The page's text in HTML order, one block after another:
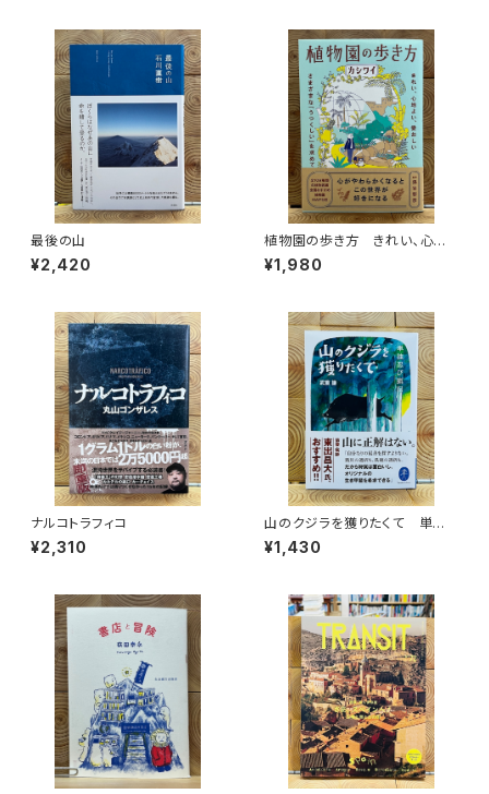
最後の山
¥2,420
植物園の歩き方 きれい、心地
よい、愛おしい さまざまな「うつ
くしい」を求めて
¥1,980
ナルコトラフィコ
¥2,310
山のクジラを獲りたくて 単独
忍び猟記（文庫版）
¥1,430